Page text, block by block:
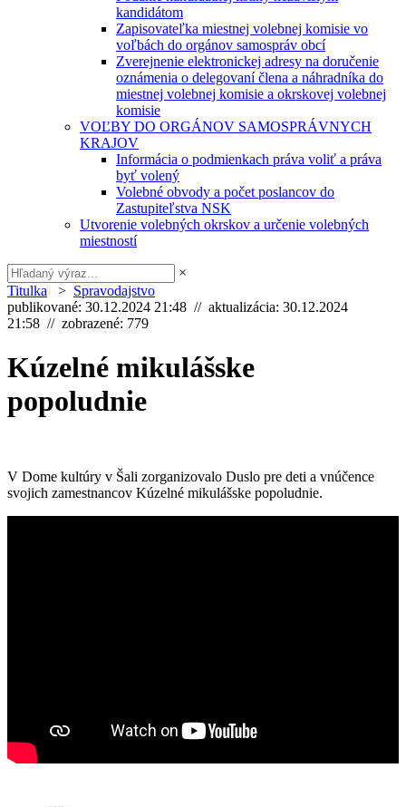
kandidátom
Zapisovateľka miestnej volebnej komisie vo
voľbách do orgánov samospráv obcí
Zverejnenie elektronickej adresy na doručenie
oznámenia o delegovaní člena a náhradníka do
miestnej volebnej komisie a okrskovej volebnej
komisie
VOĽBY DO ORGÁNOV SAMOSPRÁVNYCH
KRAJOV
Informácia o podmienkach práva voliť a práva
byť volený
Volebné obvody a počet poslancov do
Zastupiteľstva NSK
Utvorenie volebných okrskov a určenie volebných
miestností
×
Titulka > Spravodajstvo
publikované: 30.12.2024 21:48 // aktualizácia: 30.12.2024
21:58 // zobrazené: 779
Kúzelné mikulášske
popoludnie
V Dome kultúry v Šali zorganizovalo Duslo pre deti a vnúčence
svojich zamestnancov Kúzelné mikulášske popoludnie.